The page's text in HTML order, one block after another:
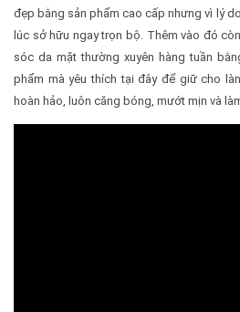
đẹp bằng sản phẩm cao cấp nhưng vì lý
lúc sở hữu ngay trọn bộ. Thêm vào đó
sóc da mặt thường xuyên hàng tuần
phẩm mà yêu thích tại đây để giữ cho
hoàn hảo, luôn căng bóng, mướt mịn và